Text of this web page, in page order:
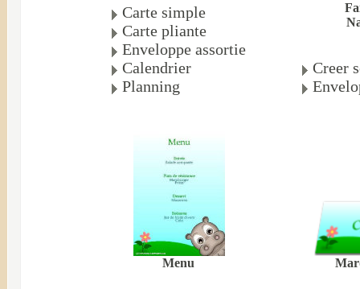
Carte simple
Carte pliante
Enveloppe assortie
Calendrier
Planning
Creer
Menu